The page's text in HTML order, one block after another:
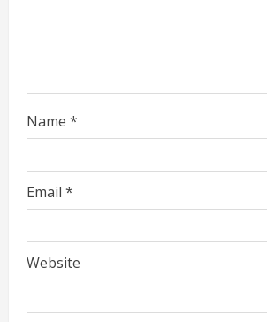
Name *
Email *
Website